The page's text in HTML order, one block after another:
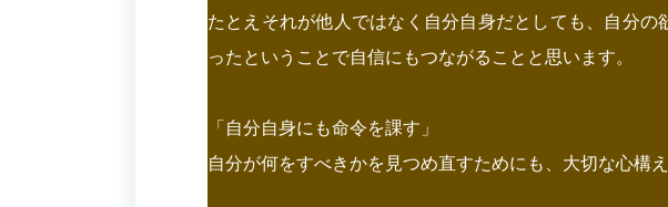
たとえそれが他人ではなく自分自身だとしても、自分
ったということで自信にもつながることと思います。
「自分自身にも命令を課す」
自分が何をすべきかを見つめ直すためにも、大切な心構え